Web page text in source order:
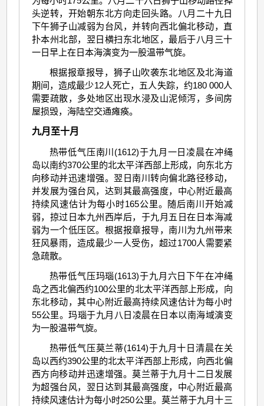
头逆转，开始朝东北方向走回头路。八月二十九日
下午狮子山减弱为台风，并转向西北偏北移动，直
扑本州北部，翌日横扫东北地区，最后于八月三十
一日早上在日本海演变为一股温带气旋。
根据报章报导，狮子山吹袭东北地区及北海道
期间，造成最少12人死亡，五人失踪，约180 000人
需要疏散，多处地区出现水浸及山泥倾泻，多间房
屋损毁，海陆空交通瘫痪。
九月至十月
热带低气压南川(1612)于九月一日凌晨在冲绳
岛以南约370公里的北太平洋西部上形成，向东北方
向移动并迅速增强。翌日南川转向偏北路径移动，
并发展为强台风，达到其最高强度，中心附近最高
持续风速估计为每小时165公里。随后南川开始减
弱，掠过日本九州西岸后，于九月五日在日本海减
弱为一个低压区。根据报章报导，南川为九州带来
狂风暴雨，造成最少一人受伤，超过1700人需要紧
急疏散。
热带低气压玛瑙(1613)于九月六日下午在冲绳
岛之西北偏西约100公里的北太平洋西部上形成，向
东北移动，其中心附近最高持续风速估计为每小时
55公里。玛瑙于九月八日凌晨在日本以南海域演变
为一股温带气旋。
热带低气压莫兰蒂(1614)于九月十日清晨在关
岛以西约390公里的北太平洋西部上形成，向西北偏
西方向移动并迅速增强。莫兰蒂于九月十二日发展
为超强台风，翌日达到其最高强度，中心附近最高
持续风速估计为每小时250公里。莫兰蒂于九月十三